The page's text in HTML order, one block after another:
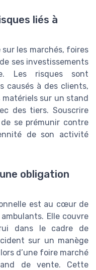
liés à
les marchés, foires
ses investissements
Les risques sont
causés à des clients,
sur un stand
des tiers. Souscrire
se prémunir contre
de son activité
obligation
est au cœur de
Elle couvre
dans le cadre de
sur un manège
d’une foire marché
de vente. Cette